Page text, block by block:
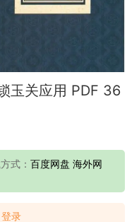
玉关应用 PDF 36
式： 百度网盘 海外网
登录